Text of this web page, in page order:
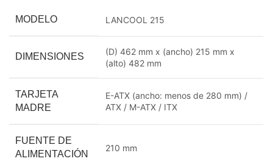
MODELO LANCOOL 215
DIMENSIONES
(D) 462 mm x (ancho) 215 mm x
(alto) 482 mm
TARJETA
MADRE
E-ATX (ancho: menos de 280 mm) /
ATX / M-ATX / ITX
FUENTE DE
ALIMENTACIÓN
210 mm